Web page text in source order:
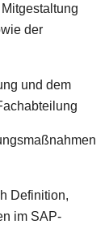
der
und dem
Definition,
im SAP-